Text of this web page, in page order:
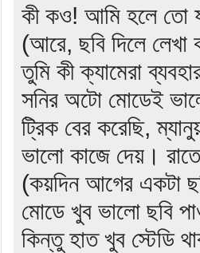
কী কও! আমি হলে তো
(আরে, ছবি দিলে
তুমি কী ক্যামেরা
সনির অটো মোডেই
ট্রিক বের করেছি,
ভালো কাজে দেয়।
(কয়দিন আগের একটা
মোডে খুব ভালো ছবি
কিন্তু হাত খুব স্টেডি